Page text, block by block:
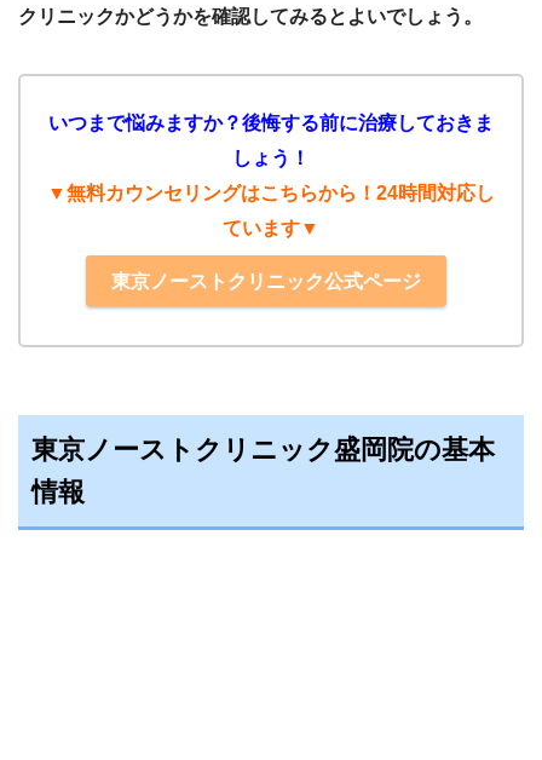
クリニックかどうかを確認してみるとよいでしょう。
いつまで悩みますか？後悔する前に治療しておきま
しょう！
▼無料カウンセリングはこちらから！24時間対応し
ています▼
東京ノーストクリニック公式ページ
東京ノーストクリニック盛岡院の基本
情報